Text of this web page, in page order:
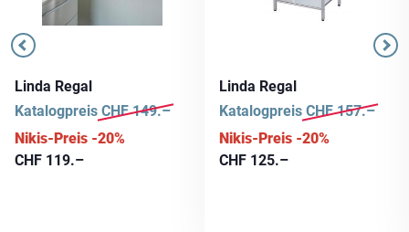
Linda Regal
Katalogpreis CHF149.–
Nikis-Preis -20%
CHF 119.–
Linda Regal
Katalogpreis CHF157.–
Nikis-Preis -20%
CHF 125.–